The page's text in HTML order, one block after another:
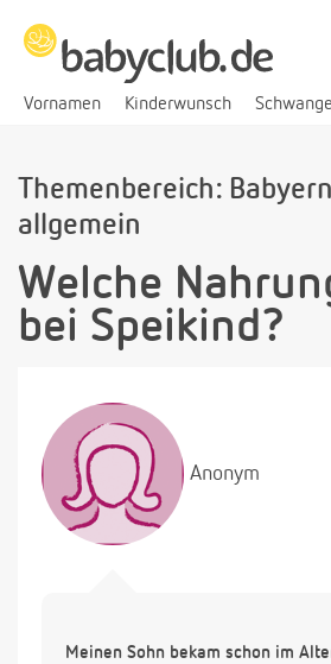
Vornamen Kinderwunsch
Themenbereich:
allgemein
Welche
bei Speikind?
Anonym
Meinen Sohn bekam schon im